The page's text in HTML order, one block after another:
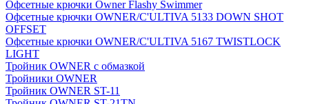
Офсетные крючки Owner Flashy Swimmer
Офсетные крючки OWNER/C'ULTIVA 5133 DOWN SHOT
OFFSET
Офсетные крючки OWNER/C'ULTIVA 5167 TWISTLOCK
LIGHT
Тройник OWNER с обмазкой
Тройники OWNER
Тройник OWNER ST-11